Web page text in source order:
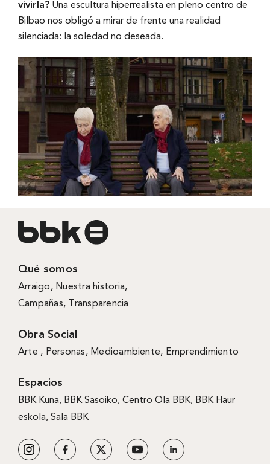
vivirla?Una escultura hiperrealista en pleno centro de
Bilbao nos obligó a mirar de frente una realidad
silenciada: la soledad no deseada.
Qué somos
Arraigo, Nuestra historia,
Campañas, Transparencia
Obra Social
Arte , Personas, Medioambiente, Emprendimiento
Espacios
BBK Kuna, BBK Sasoiko, Centro Ola BBK, BBK Haur
eskola, Sala BBK